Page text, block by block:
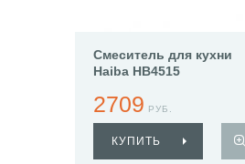
Смеситель для кухни
Haiba HB4515
2709 РУБ.
КУПИТЬ